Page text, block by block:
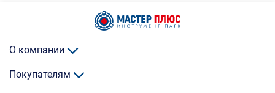
О компании
Покупателям